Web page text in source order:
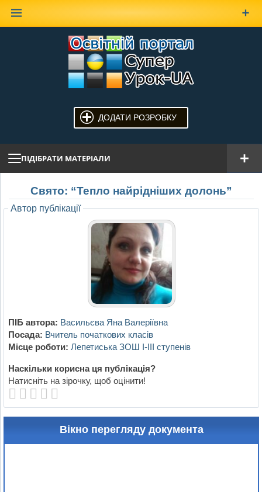
ДОДАТИ РОЗРОБКУ
ПІДІБРАТИ МАТЕРІАЛИ
Свято: “Тепло найрідніших долонь”
Автор публікації
ПІБ автора: Васильєва Яна Валеріївна
Посада: Вчитель початкових класів
Місце роботи: Лепетиська ЗОШ I-III ступенів
Наскільки корисна ця публікація?
Натисніть на зірочку, щоб оцінити!
Вікно перегляду документа